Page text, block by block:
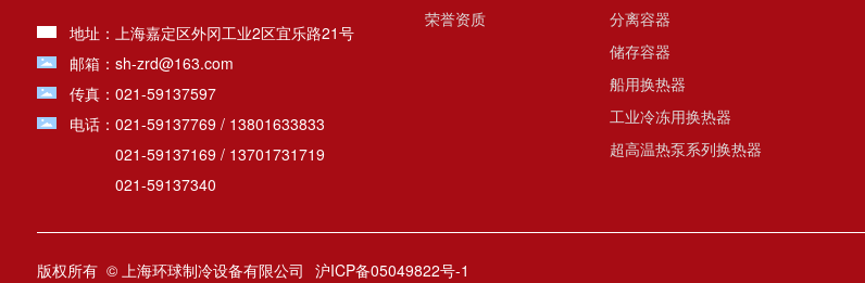
地址：上海嘉定区外冈工业2区宜乐路21号
邮箱： sh-zrd@163.com
传真：021-59137597
电话： 021-59137769 / 13801633833
021-59137169 / 13701731719
021-59137340
荣誉资质
分离容器
储存容器
船用换热器
工业冷冻用换热器
超高温热泵系列换热器
版权所有 © 上海环球制冷设备有限公司 沪ICP备05049822号-1